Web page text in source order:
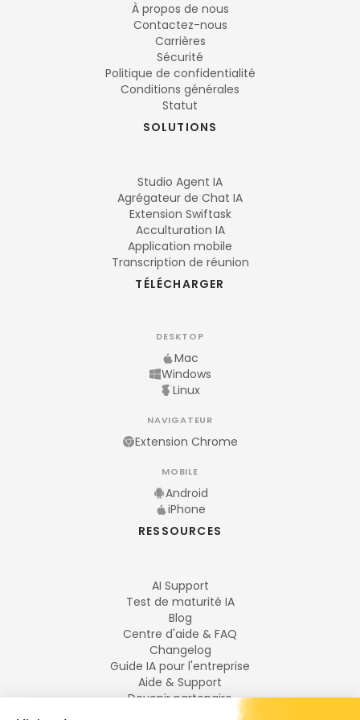
À propos de nous
Contactez-nous
Carrières
Sécurité
Politique de confidentialité
Conditions générales
Statut
SOLUTIONS
Studio Agent IA
Agrégateur de Chat IA
Extension Swiftask
Acculturation IA
Application mobile
Transcription de réunion
TÉLÉCHARGER
DESKTOP
Mac
Windows
Linux
NAVIGATEUR
Extension Chrome
MOBILE
Android
iPhone
RESSOURCES
AI Support
Test de maturité IA
Blog
Centre d'aide & FAQ
Changelog
Guide IA pour l'entreprise
Aide & Support
Devenir partenaire